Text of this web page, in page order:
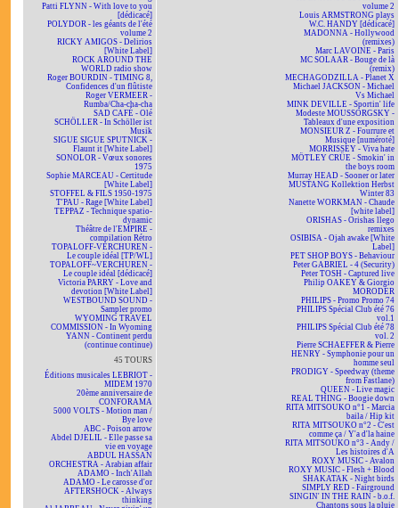
Patti FLYNN - With love to you
[dédicacé]
POLYDOR - les géants de l'été
volume 2
RICKY AMIGOS - Delirios
[White Label]
ROCK AROUND THE
WORLD radio show
Roger BOURDIN - TIMING 8,
Confidences d'un flûtiste
Roger VERMEER -
Rumba/Cha-cha-cha
SAD CAFÉ - Olé
SCHÖLLER - In Schöller ist
Musik
SIGUE SIGUE SPUTNICK -
Flaunt it [White Label]
SONOLOR - Vœux sonores
1975
Sophie MARCEAU - Certitude
[White Label]
STOFFEL & FILS 1950-1975
T'PAU - Rage [White Label]
TEPPAZ - Technique spatio-
dynamic
Théâtre de l'EMPIRE -
compilation Rétro
TOPALOFF-VERCHUREN -
Le couple idéal [TP/WL]
TOPALOFF~VERCHUREN -
Le couple idéal [dédicacé]
Victoria PARRY - Love and
devotion [White Label]
WESTBOUND SOUND -
Sampler promo
WYOMING TRAVEL
COMMISSION - In Wyoming
YANN - Continent perdu
(continue continue)
45 TOURS
Éditions musicales LEBRIOT -
MIDEM 1970
20ème anniversaire de
CONFORAMA
5000 VOLTS - Motion man /
Bye love
ABC - Poison arrow
Abdel DJELIL - Elle passe sa
vie en voyage
ABDUL HASSAN
ORCHESTRA - Arabian affair
ADAMO - Inch'Allah
ADAMO - Le carosse d'or
AFTERSHOCK - Always
thinking
volume 2
Louis ARMSTRONG plays
W.C. HANDY [dédicacé]
MADONNA - Hollywood
(remixes)
Marc LAVOINE - Paris
MC SOLAAR - Bouge de là
(remix)
MECHAGODZILLA - Planet X
Michael JACKSON - Michael
Vs Michael
MINK DEVILLE - Sportin' life
Modeste MOUSSORGSKY -
Tableaux d'une exposition
MONSIEUR Z - Fourrure et
Musique [numéroté]
MORRISSEY - Viva hate
MÖTLEY CRÜE - Smokin' in
the boys room
Murray HEAD - Sooner or later
MUSTANG Kollektion Herbst
Winter 83
Nanette WORKMAN - Chaude
[white label]
ORISHAS - Orishas llego
remixes
OSIBISA - Ojah awake [White
Label]
PET SHOP BOYS - Behaviour
Peter GABRIEL - 4 (Security)
Peter TOSH - Captured live
Philip OAKEY & Giorgio
MORODER
PHILIPS - Promo Promo 74
PHILIPS Spécial Club été 76
vol.1
PHILIPS Spécial Club été 78
vol. 2
Pierre SCHAEFFER & Pierre
HENRY - Symphonie pour un
homme seul
PRODIGY - Speedway (theme
from Fastlane)
QUEEN - Live magic
REAL THING - Boogie down
RITA MITSOUKO n°1 - Marcia
baila / Hip kit
RITA MITSOUKO n°2 - C'est
comme ça / Y'a d'la haine
RITA MITSOUKO n°3 - Andy /
Les histoires d'A
ROXY MUSIC - Avalon
ROXY MUSIC - Flesh + Blood
SHAKATAK - Night birds
SIMPLY RED - Fairground
SINGIN' IN THE RAIN - b.o.f.
Chantons sous la pluie